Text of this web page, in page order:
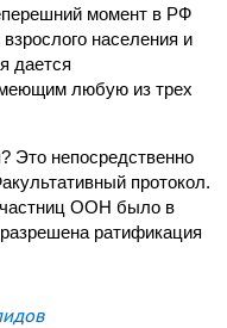
момент в РФ
населения и
дается
любую из трех
Это непосредственно
протокол.
ООН было в
ратификация